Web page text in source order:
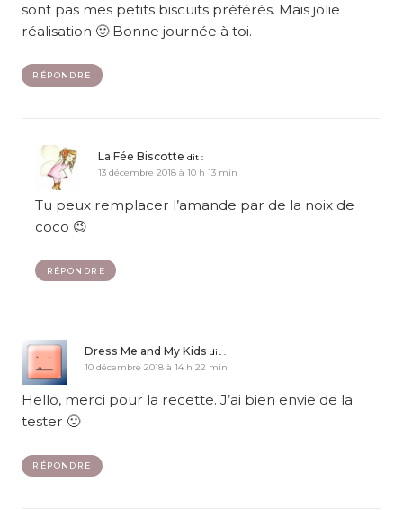
sont pas mes petits biscuits préférés. Mais jolie
réalisation 🙂 Bonne journée à toi.
RÉPONDRE
La Fée Biscotte dit :
13 décembre 2018 à 10 h 13 min
Tu peux remplacer l’amande par de la noix de
coco 😉
RÉPONDRE
Dress Me and My Kids dit :
10 décembre 2018 à 14 h 22 min
Hello, merci pour la recette. J’ai bien envie de la
tester 🙂
RÉPONDRE